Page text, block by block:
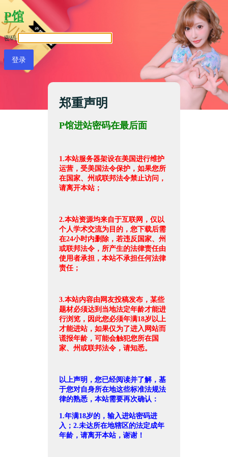
P馆
密码
郑重声明
P馆进站密码在最后面
1.本站服务器架设在美国进行维护
运营，受美国法令保护，如果您所
在国家、州或联邦法令禁止访问，
请离开本站；
2.本站资源均来自于互联网，仅以
个人学术交流为目的，您下载后需
在24小时内删除，若违反国家、州
或联邦法令，所产生的法律责任由
使用者承担，本站不承担任何法律
责任；
3.本站内容由网友投稿发布，某些
题材必须达到当地法定年龄才能进
行浏览，因此您必须年满18岁以上
才能进站，如果仅为了进入网站而
谎报年龄，可能会触犯您所在国
家、州或联邦法令，请知悉。
以上声明，您已经阅读并了解，基
于您对自身所在地这些标准法规法
律的熟悉，本站需要再次确认：
1.年满18岁的，输入进站密码进
入；2.未达所在地辖区的法定成年
年龄，请离开本站，谢谢！